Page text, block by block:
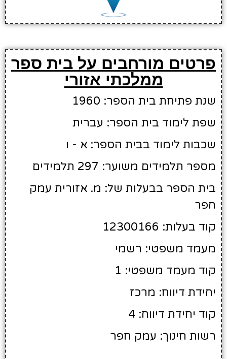
פרטים מורחבים על בית ספר
ממלכתי אזורי
שנת פתיחת בית הספר: 1960
שפת לימוד בית הספר: עברית
שכבות לימוד בבית הספר: א - ו
מספר תלמידים משוער: 297 תלמידים
בית הספר בבעלות של: מ. אזורית עמק
חפר
קוד בעלות: 12300166
מעמד משפטי: רשמי
קוד מעמד משפטי: 1
יחידת דיווח: מרכז
קוד יחידת דיווח: 4
רשות חינוך: עמק חפר